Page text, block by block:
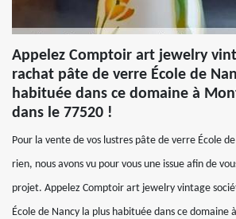
Appelez Comptoir art jewelry
rachat pâte de verre École de
habituée dans ce domaine à
dans le 77520 !
Pour la vente de vos lustres pâte de verre École
rien, nous avons vu pour vous une issue afin de
projet. Appelez Comptoir art jewelry vintage
École de Nancy la plus habituée dans ce domaine